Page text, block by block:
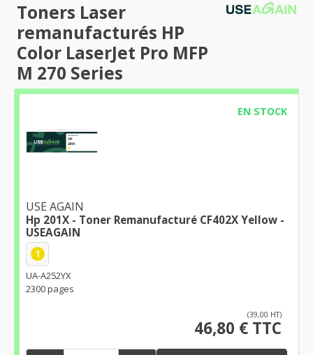
Toners Laser
remanufacturés HP
Color LaserJet Pro MFP
M 270 Series
EN STOCK
USE AGAIN
Hp 201X - Toner Remanufacturé CF402X Yellow -
USEAGAIN
1
UA-A252YX
2300 pages
(39,00 HT)
46,80 € TTC